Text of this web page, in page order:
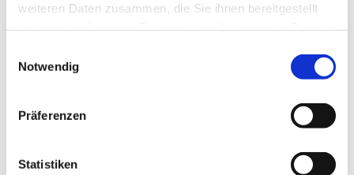
weiteren Daten zusammen, die Sie ihnen bereitgestellt
Notwendig
Präferenzen
Statistiken